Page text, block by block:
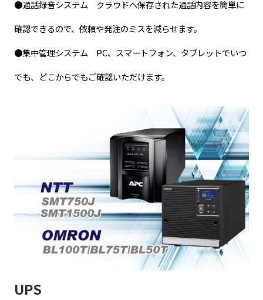
●通話録音システム クラウドへ保存された通話内容を簡単に
確認できるので、依頼や発注のミスを減らせます。
●集中管理システム PC、スマートフォン、タブレットでいつ
でも、どこからでもご確認いただけます。
UPS